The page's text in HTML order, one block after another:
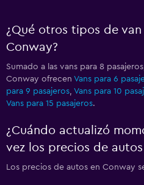
¿Qué otros tipos de
Conway?
Sumado a las vans para 8
Conway ofrecen Vans para 6
para 9 pasajeros, Vans para 10
Vans para 15 pasajeros.
¿Cuándo actualizó
vez los precios de
Los precios de autos en Conway